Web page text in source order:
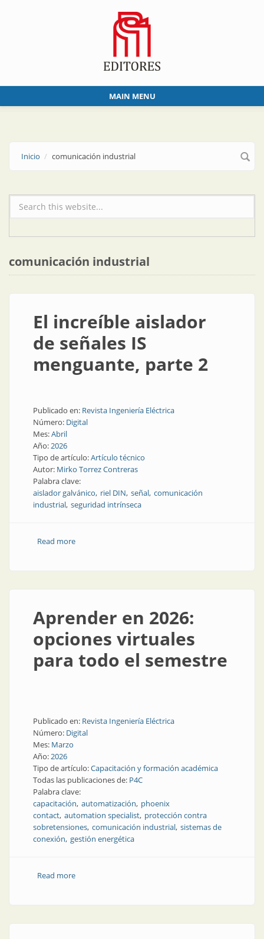
MAIN MENU
Inicio comunicación industrial
Formulario de búsqueda
comunicación industrial
El increíble aislador
de señales IS
menguante, parte 2
Publicado en: Revista Ingeniería Eléctrica
Número: Digital
Mes:Abril
Año:2026
Tipo de artículo:Artículo técnico
Autor: Mirko Torrez Contreras
Palabra clave:
aislador galvánico riel DIN señal comunicación
industrial seguridad intrínseca
Read moreabout El increíble aislador de señales IS menguante,
Aprender en 2026:
opciones virtuales
para todo el semestre
Publicado en: Revista Ingeniería Eléctrica
Número: Digital
Mes: Marzo
Año:2026
Tipo de artículo:Capacitación y formación académica
Todas las publicaciones de: P4C
Palabra clave:
capacitación automatización phoenix
contact automation specialist protección contra
sobretensiones comunicación industrial sistemas de
conexión gestión energética
Read moreabout Aprender en 2026: opciones virtuales para todo